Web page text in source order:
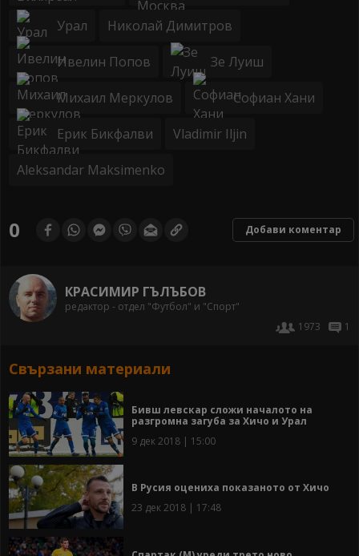
Урал Николай Димитров
Ивелин Попов Зе Луиш
Михаил Меркулов Софиан Хани
Ерик Бикфалви Vladimir Iljin
Aleksandar Maksimenko
0 Добави коментар
КРАСИМИР ГЪЛЪБОВ
редактор - отдел "Футбол" и "Спорт"
1973
1
Свързани материали
Бивш левскар сложи началото на
разгромна загуба за Хичо и Урал
9 дек 2018 | 15:00
В Русия оцениха показаното от Хичо
23 дек 2018 | 17:48